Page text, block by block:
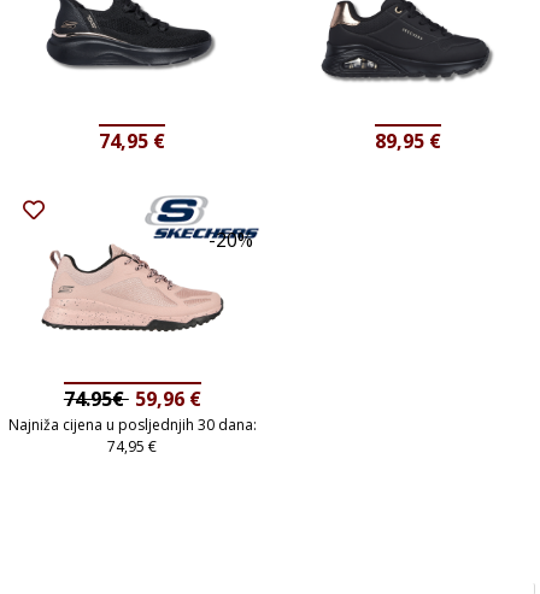
74,95 € 89,95 €
-20%
74.95€ 59,96 €
Najniža cijena u posljednjih 30 dana:
74,95€